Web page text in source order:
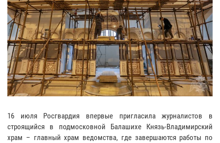
16 июля Росгвардия впервые пригласила журналистов в
строящийся в подмосковной Балашихе Князь-Владимирский
храм – главный храм ведомства, где завершаются работы по